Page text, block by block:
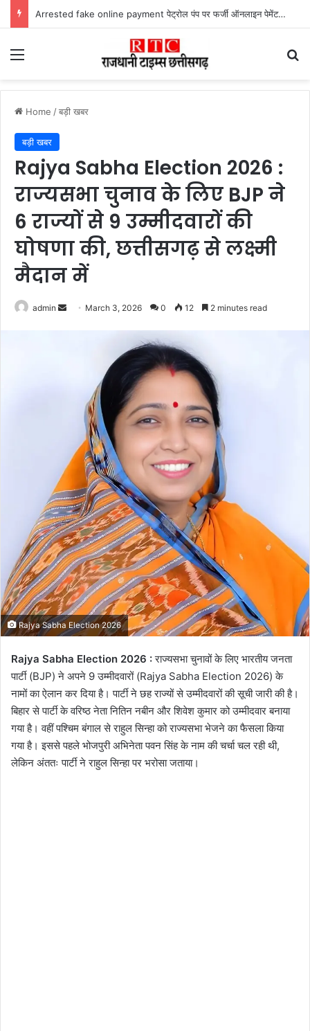
Lailunga Double Murder Case -लैलूंगा के ग्राम छापरपानी में डबल मर्डर और दुष्कर्म कांड का खुलासा, 65 वर्षीय आरोपी गिरफ्तार
Menu
Home /बड़ी खबर
बड़ी खबर
Rajya Sabha Election 2026 :
राज्यसभा चुनाव के लिए BJP ने
6 राज्यों से 9 उम्मीदवारों की
घोषणा की, छत्तीसगढ़ से लक्ष्मी
मैदान में
admin
Send March 3, 2026 0 12 2 minutes read
Rajya Sabha Election 2026
Rajya Sabha Election 2026 :राज्यसभा चुनावों के लिए भारतीय जनता
पार्टी (BJP) ने अपने 9 उम्मीदवारों (Rajya Sabha Election 2026) के
नामों का ऐलान कर दिया है। पार्टी ने छह राज्यों से उम्मीदवारों की सूची जारी की है।
बिहार से पार्टी के वरिष्ठ नेता नितिन नबीन और शिवेश कुमार को उम्मीदवार बनाया
गया है। वहीं पश्चिम बंगाल से राहुल सिन्हा को राज्यसभा भेजने का फैसला किया
गया है। इससे पहले भोजपुरी अभिनेता पवन सिंह के नाम की चर्चा चल रही थी,
लेकिन अंततः पार्टी ने राहुल सिन्हा पर भरोसा जताया।